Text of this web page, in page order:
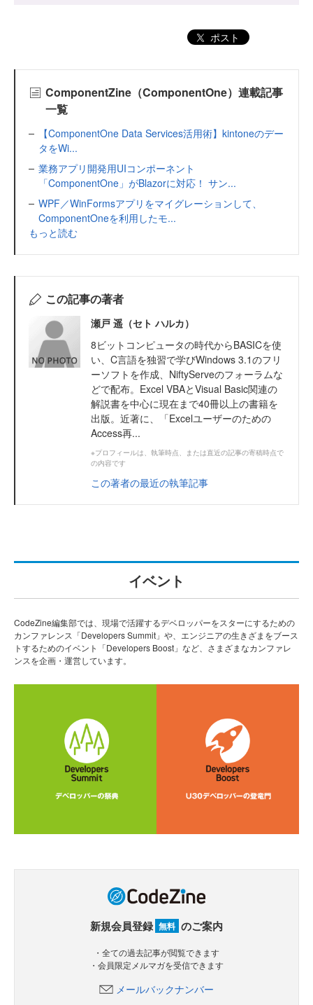
ポスト
ComponentZine（ComponentOne）連載記事
一覧
【ComponentOne Data Services活用術】kintoneのデー
タをWi...
業務アプリ開発用UIコンポーネント
「ComponentOne」がBlazorに対応！ サン...
WPF／WinFormsアプリをマイグレーションして、
ComponentOneを利用したモ...
もっと読む
この記事の著者
瀬戸 遥（セト ハルカ）
8ビットコンピュータの時代からBASICを使
い、C言語を独習で学びWindows 3.1のフリ
ーソフトを作成、NiftyServeのフォーラムな
どで配布。Excel VBAとVisual Basic関連の
解説書を中心に現在まで40冊以上の書籍を
出版。近著に、「Excelユーザーのための
Access再...
※プロフィールは、執筆時点、または直近の記事の寄稿時点で
の内容です
この著者の最近の執筆記事
イベント
CodeZine編集部では、現場で活躍するデベロッパーをスターにするための
カンファレンス「Developers Summit」や、エンジニアの生きざまをブース
トするためのイベント「Developers Boost」など、さまざまなカンファレ
ンスを企画・運営しています。
新規会員登録 無料 のご案内
・全ての過去記事が閲覧できます
・会員限定メルマガを受信できます
メールバックナンバー